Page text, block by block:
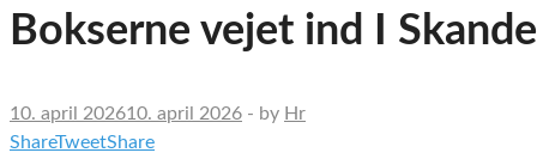
Bokserne vejet ind I
10. april 202610. april 2026 - by Hr
ShareTweetShare